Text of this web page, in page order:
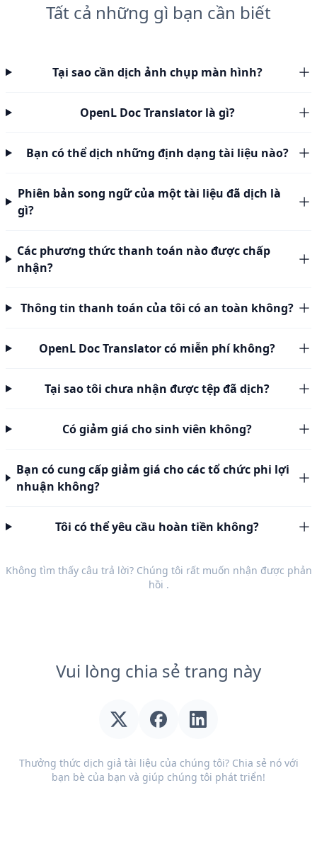
Tất cả những gì bạn cần biết
Tại sao cần dịch ảnh chụp màn hình?
OpenL Doc Translator là gì?
Bạn có thể dịch những định dạng tài liệu nào?
Phiên bản song ngữ của một tài liệu đã dịch là
gì?
Các phương thức thanh toán nào được chấp
nhận?
Thông tin thanh toán của tôi có an toàn không?
OpenL Doc Translator có miễn phí không?
Tại sao tôi chưa nhận được tệp đã dịch?
Có giảm giá cho sinh viên không?
Bạn có cung cấp giảm giá cho các tổ chức phi lợi
nhuận không?
Tôi có thể yêu cầu hoàn tiền không?
Không tìm thấy câu trả lời? Chúng tôi rất muốn nhận được phản
hồi .
Vui lòng chia sẻ trang này
Thưởng thức dịch giả tài liệu của chúng tôi? Chia sẻ nó với
bạn bè của bạn và giúp chúng tôi phát triển!